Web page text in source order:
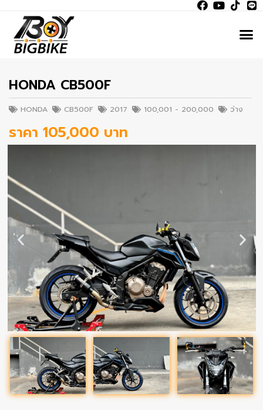
HONDA CB500F
HONDA CB500F 2017 100,001 - 200,000 ว่าง
ราคา 105,000 บาท